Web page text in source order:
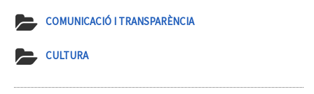
COMUNICACIÓ I TRANSPARÈNCIA
CULTURA